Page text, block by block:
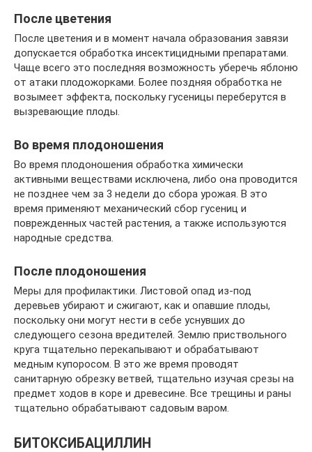
После цветения
После цветения и в момент начала образования завязи
допускается обработка инсектицидными препаратами.
Чаще всего это последняя возможность уберечь яблоню
от атаки плодожорками. Более поздняя обработка не
возымеет эффекта, поскольку гусеницы переберутся в
вызревающие плоды.
Во время плодоношения
Во время плодоношения обработка химически
активными веществами исключена, либо она проводится
не позднее чем за 3 недели до сбора урожая. В это
время применяют механический сбор гусениц и
поврежденных частей растения, а также используются
народные средства.
После плодоношения
Меры для профилактики. Листовой опад из-под
деревьев убирают и сжигают, как и опавшие плоды,
поскольку они могут нести в себе уснувших до
следующего сезона вредителей. Землю приствольного
круга тщательно перекапывают и обрабатывают
медным купоросом. В это же время проводят
санитарную обрезку ветвей, тщательно изучая срезы на
предмет ходов в коре и древесине. Все трещины и раны
тщательно обрабатывают садовым варом.
БИТОКСИБАЦИЛЛИН